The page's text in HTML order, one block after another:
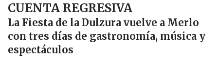
CUENTA REGRESIVA
La Fiesta de la Dulzura vuelve a Merlo
con tres días de gastronomía, música y
espectáculos